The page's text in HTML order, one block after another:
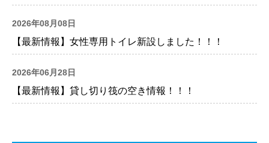
2026年08月08日
【最新情報】女性専用トイレ新設しました！！！
2026年06月28日
【最新情報】貸し切り筏の空き情報！！！